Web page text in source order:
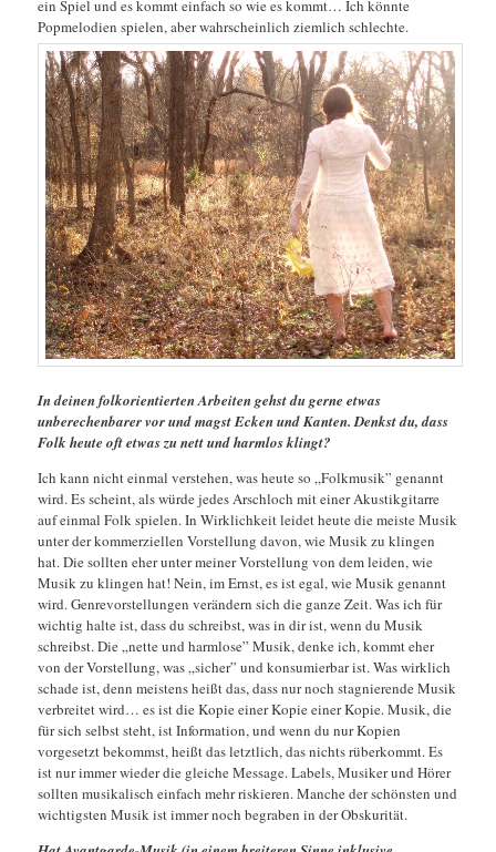
ein Spiel und es kommt einfach so wie es kommt… Ich könnte
Popmelodien spielen, aber wahrscheinlich ziemlich schlechte.
In deinen folkorientierten Arbeiten gehst du gerne etwas
unberechenbarer vor und magst Ecken und Kanten. Denkst du, dass
Folk heute oft etwas zu nett und harmlos klingt?
Ich kann nicht einmal verstehen, was heute so „Folkmusik” genannt
wird. Es scheint, als würde jedes Arschloch mit einer Akustikgitarre
auf einmal Folk spielen. In Wirklichkeit leidet heute die meiste Musik
unter der kommerziellen Vorstellung davon, wie Musik zu klingen
hat. Die sollten eher unter meiner Vorstellung von dem leiden, wie
Musik zu klingen hat! Nein, im Ernst, es ist egal, wie Musik genannt
wird. Genrevorstellungen verändern sich die ganze Zeit. Was ich für
wichtig halte ist, dass du schreibst, was in dir ist, wenn du Musik
schreibst. Die „nette und harmlose” Musik, denke ich, kommt eher
von der Vorstellung, was „sicher” und konsumierbar ist. Was wirklich
schade ist, denn meistens heißt das, dass nur noch stagnierende Musik
verbreitet wird… es ist die Kopie einer Kopie einer Kopie. Musik, die
für sich selbst steht, ist Information, und wenn du nur Kopien
vorgesetzt bekommst, heißt das letztlich, das nichts rüberkommt. Es
ist nur immer wieder die gleiche Message. Labels, Musiker und Hörer
sollten musikalisch einfach mehr riskieren. Manche der schönsten und
wichtigsten Musik ist immer noch begraben in der Obskurität.